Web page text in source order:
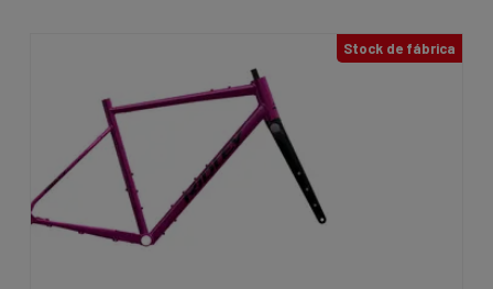
Stock de fábrica